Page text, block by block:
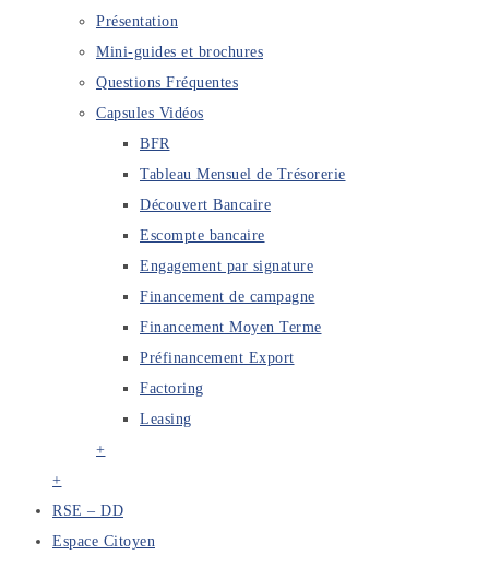
Présentation
Mini-guides et brochures
Questions Fréquentes
Capsules Vidéos
BFR
Tableau Mensuel de Trésorerie
Découvert Bancaire
Escompte bancaire
Engagement par signature
Financement de campagne
Financement Moyen Terme
Préfinancement Export
Factoring
Leasing
+
+
RSE – DD
Espace Citoyen